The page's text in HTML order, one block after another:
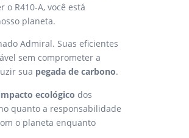
o R410-A, você está
planeta.
Admiral. Suas eficientes
sem comprometer a
sua pegada de carbono.
ecológico dos
quanto a responsabilidade
o planeta enquanto